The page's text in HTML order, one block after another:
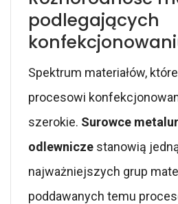
podlegających
Spektrum materiałów,
procesowi
szerokie. Surowce
odlewnicze stanowią
najważniejszych grup
poddawanych temu